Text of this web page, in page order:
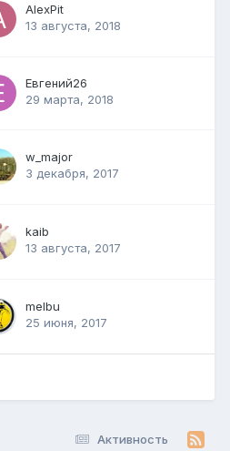
AlexPit
13 августа, 2018
Евгений26
29 марта, 2018
w_major
3 декабря, 2017
kaib
13 августа, 2017
melbu
25 июня, 2017
Активность